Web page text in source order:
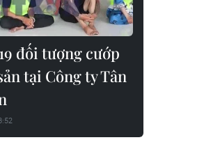
đối tượng cướp
tại Công ty Tân